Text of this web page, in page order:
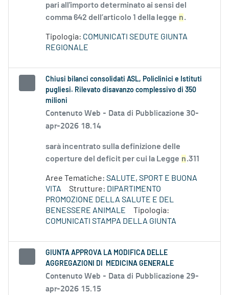
pari all'importo determinato ai sensi del
comma 642 dell’articolo 1 della legge n.
Tipologia: COMUNICATI SEDUTE GIUNTA
REGIONALE
Chiusi bilanci consolidati ASL, Policlinici e Istituti
pugliesi. Rilevato disavanzo complessivo di 350
milioni
Contenuto Web - Data di Pubblicazione 30-
apr-2026 18.14
sarà incentrato sulla definizione delle
coperture del deficit per cui la Legge n.311
Aree Tematiche: SALUTE, SPORT E BUONA
VITA
Strutture: DIPARTIMENTO
PROMOZIONE DELLA SALUTE E DEL
BENESSERE ANIMALE
Tipologia:
COMUNICATI STAMPA DELLA GIUNTA
GIUNTA APPROVA LA MODIFICA DELLE
AGGREGAZIONI DI MEDICINA GENERALE
Contenuto Web - Data di Pubblicazione 29-
apr-2026 15.15